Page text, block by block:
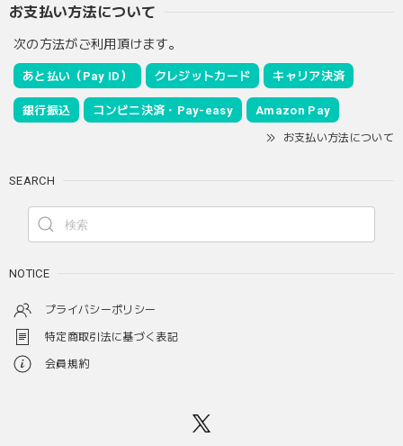
お支払い方法について
次の方法がご利用頂けます。
あと払い（Pay ID） クレジットカード キャリア決済
銀行振込 コンビニ決済・Pay-easy Amazon Pay
お支払い方法について
SEARCH
NOTICE
プライバシーポリシー
特定商取引法に基づく表記
会員規約